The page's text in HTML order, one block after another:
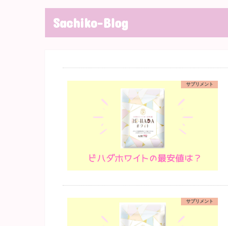
Sachiko-Blog
サプリメント
サプリメント